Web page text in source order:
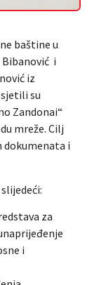
baštine u
Bibanović i
iz
su
Zandonai“
mreže. Cilj
dokumenata i
za
i